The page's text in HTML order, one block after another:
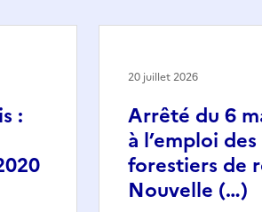
:
Arrêté du 6
à l’emploi
forestiers de
Nouvelle (…)
20 juillet 2026